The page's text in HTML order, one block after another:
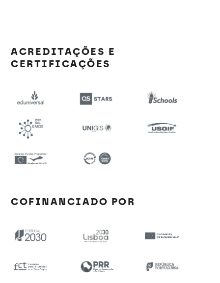
ACREDITAÇÕES E
CERTIFICAÇÕES
COFINANCIADO POR